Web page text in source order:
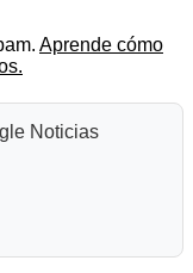
Aprende cómo
Noticias